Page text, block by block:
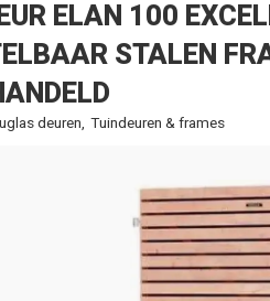
ELAN 100
STALEN
deuren, Tuindeuren & frames